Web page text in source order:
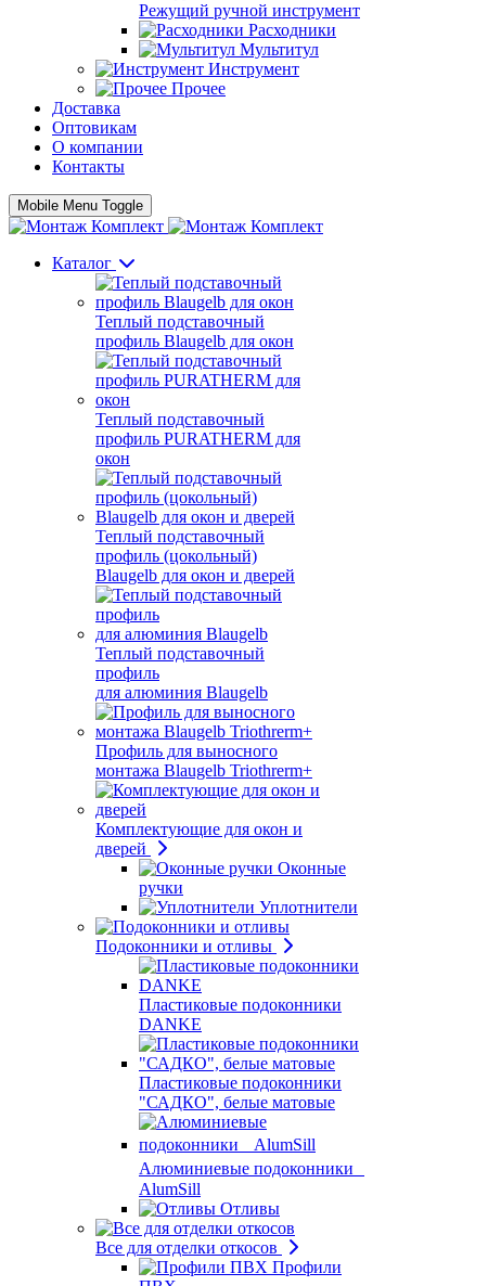
Режущий ручной инструмент
Расходники
Мультитул
Инструмент
Прочее
Доставка
Оптовикам
О компании
Контакты
Mobile Menu Toggle
Каталог
Теплый подставочный
профиль Blaugelb для окон
Теплый подставочный
профиль PURATHERM для
окон
Теплый подставочный
профиль (цокольный)
Blaugelb для окон и дверей
Теплый подставочный
профиль
для алюминия Blaugelb
Профиль для выносного
монтажа Blaugelb Triothrerm+
Комплектующие для окон и
дверей
Оконные
ручки
Уплотнители
Подоконники и отливы
Пластиковые подоконники
DANKE
Пластиковые подоконники
"САДКО", белые матовые
Алюминиевые подоконники
AlumSill
Отливы
Все для отделки откосов
Профили